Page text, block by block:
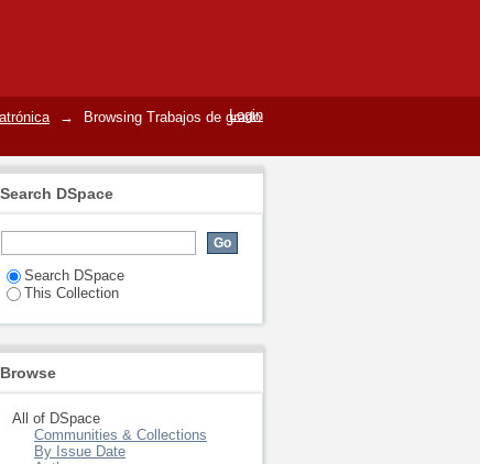
Login
→
Browsing Trabajos de grado
Search DSpace
Search DSpace
This Collection
Browse
All of DSpace
Communities & Collections
By Issue Date